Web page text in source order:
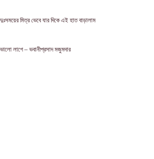
দুঃসময়ের মিত্র ভেবে যার দিকে এই হাত বাড়ালাম
ভালো লাগে – ভবানীপ্রসাদ মজুমদার